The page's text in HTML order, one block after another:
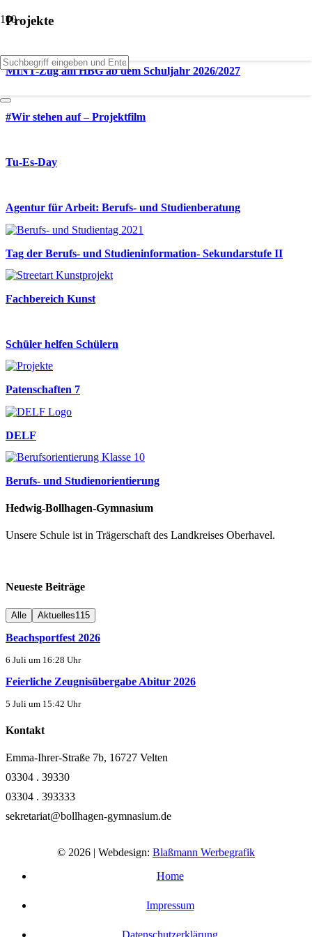
Projekte
MINT-Zug am HBG ab dem Schuljahr 2026/2027
#Wir stehen auf – Projektfilm
Tu-Es-Day
Agentur für Arbeit: Berufs- und Studienberatung
Tag der Berufs- und Studieninformation- Sekundarstufe II
Fachbereich Kunst
Schüler helfen Schülern
Patenschaften 7
DELF
Berufs- und Studienorientierung
Hedwig-Bollhagen-Gymnasium
Unsere Schule ist in Trägerschaft des Landkreises Oberhavel.
Neueste Beiträge
Alle Aktuelles115
Beachsportfest 2026
6 Juli um 16:28 Uhr
Feierliche Zeugnisübergabe Abitur 2026
5 Juli um 15:42 Uhr
Kontakt
Emma-Ihrer-Straße 7b, 16727 Velten
03304 . 39330
03304 . 393333
sekretariat@bollhagen-gymnasium.de
© 2026 | Webdesign: Blaßmann Werbegrafik
Home
Impressum